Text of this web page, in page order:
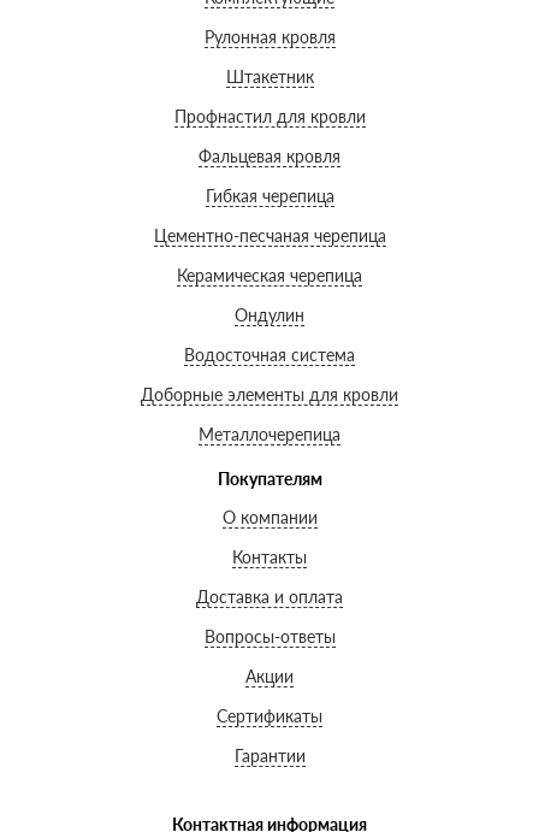
Рулонная кровля
Штакетник
Профнастил для кровли
Фальцевая кровля
Гибкая черепица
Цементно-песчаная черепица
Керамическая черепица
Ондулин
Водосточная система
Доборные элементы для кровли
Металлочерепица
Покупателям
О компании
Контакты
Доставка и оплата
Вопросы-ответы
Акции
Сертификаты
Гарантии
Контактная информация